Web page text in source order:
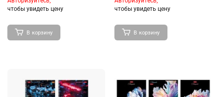
чтобы увидеть цену
В корзину
чтобы увидеть цену
В корзину